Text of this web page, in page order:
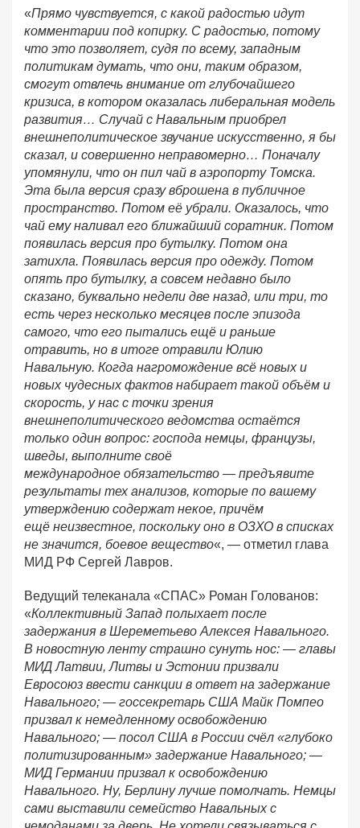
«Прямо чувствуется, с какой радостью идут
комментарии под копирку. С радостью, потому
что это позволяет, судя по всему, западным
политикам думать, что они, таким образом,
смогут отвлечь внимание от глубочайшего
кризиса, в котором оказалась либеральная модель
развития… Случай с Навальным приобрел
внешнеполитическое звучание искусственно, я бы
сказал, и совершенно неправомерно… Поначалу
упомянули, что он пил чай в аэропорту Томска.
Эта была версия сразу вброшена в публичное
пространство. Потом её убрали. Оказалось, что
чай ему наливал его ближайший соратник. Потом
появилась версия про бутылку. Потом она
затихла. Появилась версия про одежду. Потом
опять про бутылку, а совсем недавно было
сказано, буквально недели две назад, или три, то
есть через несколько месяцев после эпизода
самого, что его пытались ещё и раньше
отравить, но в итоге отравили Юлию
Навальную. Когда нагромождение всё новых и
новых чудесных фактов набирает такой объём и
скорость, у нас с точки зрения
внешнеполитического ведомства остаётся
только один вопрос: господа немцы, французы,
шведы, выполните своё
международное обязательство — предъявите
результаты тех анализов, которые по вашему
утверждению содержат некое, причём
ещё неизвестное, поскольку оно в ОЗХО в списках
не значится, боевое вещество«, — отметил глава
МИД РФ Сергей Лавров.
Ведущий телеканала «СПАС» Роман Голованов:
«Коллективный Запад полыхает после
задержания в Шереметьево Алексея Навального.
В новостную ленту страшно сунуть нос: — главы
МИД Латвии, Литвы и Эстонии призвали
Евросоюз ввести санкции в ответ на задержание
Навального; — госсекретарь США Майк Помпео
призвал к немедленному освобождению
Навального; — посол США в России счёл «глубоко
политизированным» задержание Навального; —
МИД Германии призвал к освобождению
Навального. Ну, Берлину лучше помолчать. Немцы
сами выставили семейство Навальных с